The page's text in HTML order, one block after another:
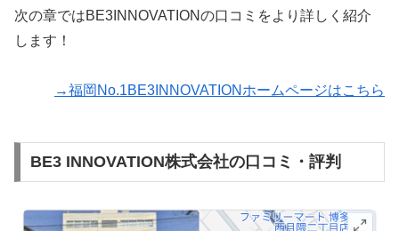
次の章ではBE3INNOVATIONの口コミをより詳しく紹介
します！
→福岡No.1BE3INNOVATIONホームページはこちら
BE3 INNOVATION株式会社の口コミ・評判